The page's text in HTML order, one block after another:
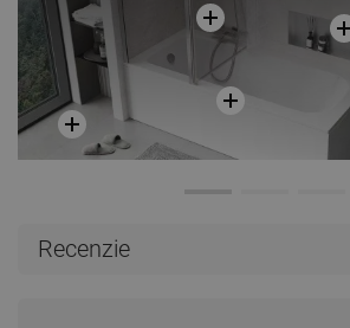
Recenzie